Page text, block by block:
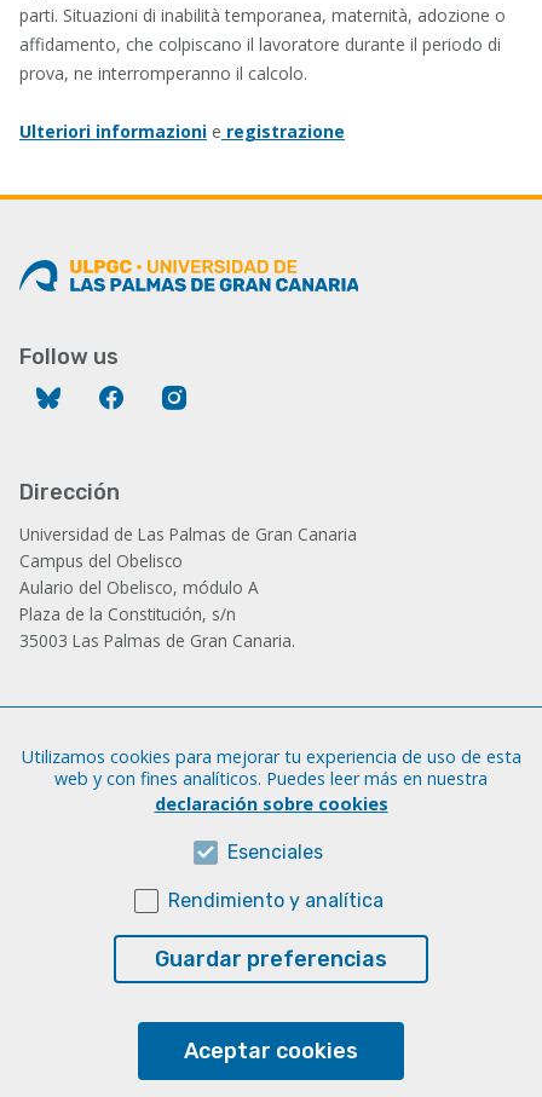
parti. Situazioni di inabilità temporanea, maternità, adozione o
affidamento, che colpiscano il lavoratore durante il periodo di
prova, ne interromperanno il calcolo.
Ulteriori informazioni e registrazione
Follow us
Bluesky Facebook
Dirección
Universidad de Las Palmas de Gran Canaria
Campus del Obelisco
Aulario del Obelisco, módulo A
Plaza de la Constitución, s/n
35003 Las Palmas de Gran Canaria.
Tfno.: +34 928 452 771 / 452 787
Fax: +34 928 451 701
Sobre esta web
Utilizamos cookies para mejorar tu experiencia de uso de esta
web y con fines analíticos. Puedes leer más en nuestra
declaración sobre cookies
Esenciales
Rendimiento y analítica
Guardar preferencias
Aceptar cookies